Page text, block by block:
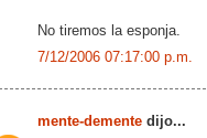
No tiremos la esponja.
7/12/2006 07:17:00 p.m.
mente-demente dijo...